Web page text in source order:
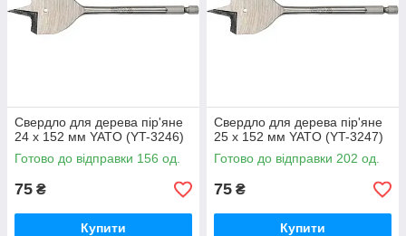
Свердло для дерева пір'яне
24 х 152 мм YATO (YT-3246)
Готово до відправки 156 од.
75 ₴
Купити
Свердло для дерева пір'яне
25 х 152 мм YATO (YT-3247)
Готово до відправки 202 од.
75 ₴
Купити